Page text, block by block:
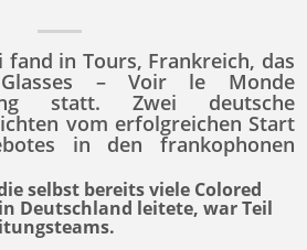
fand in Tours, Frankreich, das
– Voir le Monde
statt. Zwei deutsche
vom erfolgreichen Start
in den frankophonen
selbst bereits viele Colored
Deutschland leitete, war Teil